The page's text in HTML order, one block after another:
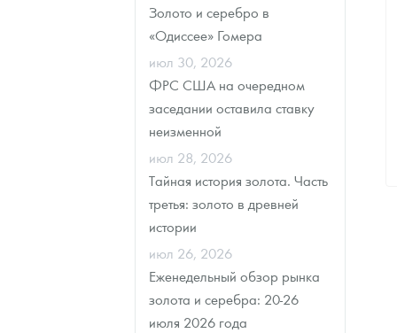
Золото и серебро в
«Одиссее» Гомера
июл 30, 2026
ФРС США на очередном
заседании оставила ставку
неизменной
июл 28, 2026
Тайная история золота. Часть
третья: золото в древней
истории
июл 26, 2026
Еженедельный обзор рынка
золота и серебра: 20-26
июля 2026 года